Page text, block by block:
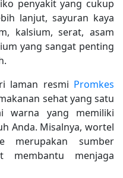
penyakit yang cukup
lanjut, sayuran kaya
kalsium, serat, asam
yang sangat penting
laman resmi Promkes
sehat yang satu
warna yang memiliki
Anda. Misalnya, wortel
merupakan sumber
menjaga